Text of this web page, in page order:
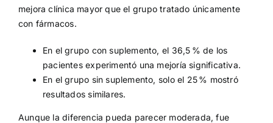
mejora clínica mayor que el grupo tratado únicamente
con fármacos.
En el grupo con suplemento, el 36,5 % de los
pacientes experimentó una mejoría significativa.
En el grupo sin suplemento, solo el 25 % mostró
resultados similares.
Aunque la diferencia pueda parecer moderada, fue